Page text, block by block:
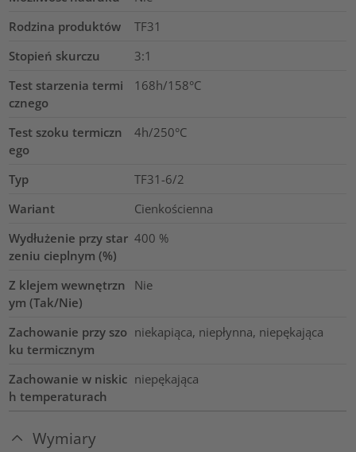
Rodzina produktów
TF31
Stopień skurczu
3:1
Test starzenia termi
cznego
168h/158°C
Test szoku termiczn
ego
4h/250°C
Typ
TF31-6/2
Wariant
Cienkościenna
Wydłużenie przy star
zeniu cieplnym (%)
400 %
Z klejem wewnętrzn
ym (Tak/Nie)
Nie
Zachowanie przy szo
ku termicznym
niekapiąca, niepłynna, niepękająca
Zachowanie w niskic
h temperaturach
niepękająca
Wymiary